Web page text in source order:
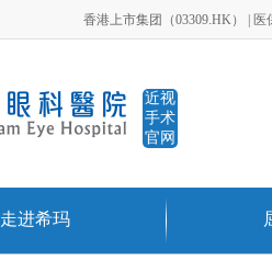
香港上市集团（03309.HK） |
近视
手术
官网
走进希玛